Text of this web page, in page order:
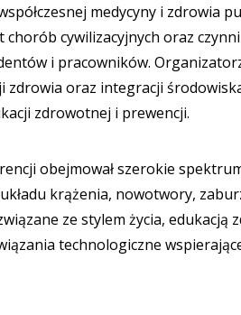
medycyny i zdrowia
cywilizacyjnych oraz
i pracowników.
zdrowia oraz integracji
zdrowotnej i prewencji.
obejmował szerokie
krążenia, nowotwory,
ze stylem życia,
technologiczne